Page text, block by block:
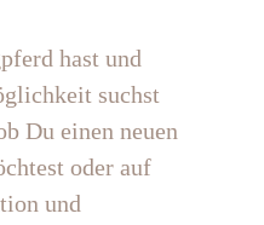
hast und
suchst
Du einen neuen
oder auf
und